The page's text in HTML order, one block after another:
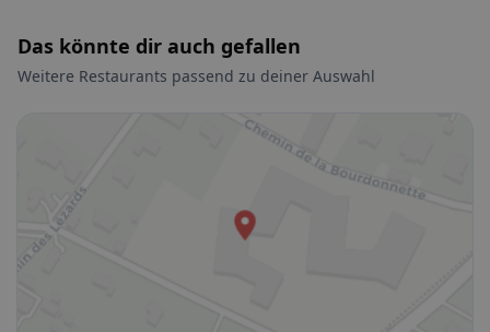
Das könnte dir auch gefallen
Weitere Restaurants passend zu deiner Auswahl